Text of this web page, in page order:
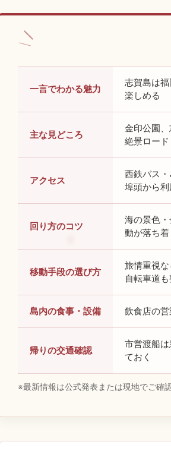
一言でわかる魅力
志賀島は
楽しめる
主な見どころ
金印公園
絶景ロード
アクセス
西鉄バス
埠頭から
回り方のコツ
海の景色
動が落ち着
移動手段の選び方
旅情重視
自転車道
島内の食事・設備 飲食店の
帰りの交通確認
市営渡船
ておく
※最新情報は公式発表または現地でご確